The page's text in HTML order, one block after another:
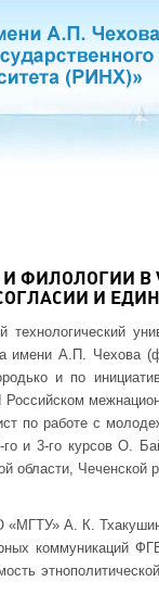
ФИЛОЛОГИИ В
И
имени А.П.
и по
Российском
по работе с
и 3-го курсов О.
области, Чеченской
«МГТУ» А. К.
коммуникаций